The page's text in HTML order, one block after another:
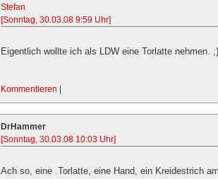
Stefan
[Sonntag, 30.03.08 9:59 Uhr]
Eigentlich wollte ich als LDW eine Torlatte nehmen. ;)
Kommentieren
DrHammer
[Sonntag, 30.03.08 10:03 Uhr]
Ach so, eine .Torlatte, eine Hand, ein Kreidestrich